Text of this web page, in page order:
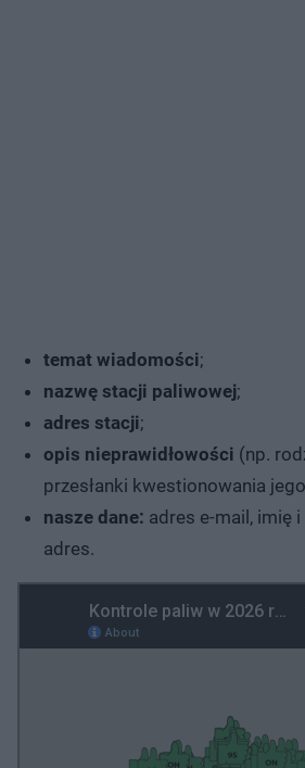
temat wiadomości;
nazwę stacji paliwowej;
adres stacji;
opis nieprawidłowości (np.
przesłanki kwestionowania
nasze dane: adres e-mail, imię
adres.